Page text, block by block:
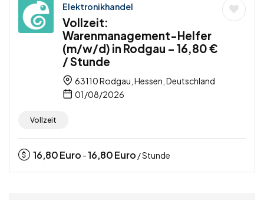
Elektronikhandel
Vollzeit:
Warenmanagement-Helfer
(m/w/d) in Rodgau – 16,80 €
/ Stunde
63110 Rodgau, Hessen, Deutschland
01/08/2026
Vollzeit
16,80Euro -16,80Euro / Stunde